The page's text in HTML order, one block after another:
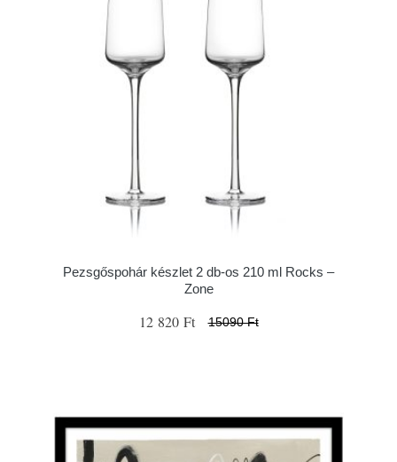
Pezsgőspohár készlet 2 db-os 210 ml Rocks –
Zone
12 820 Ft 15090 Ft